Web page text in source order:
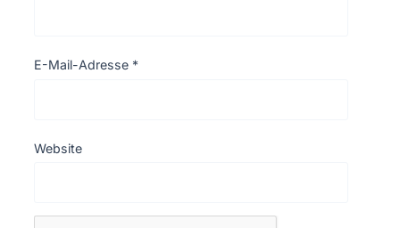
E-Mail-Adresse *
Website